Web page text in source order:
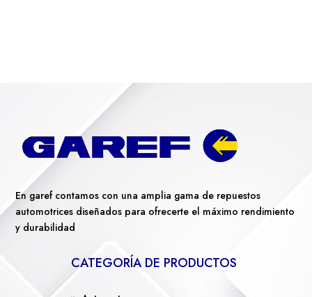
En garef contamos con una amplia gama de repuestos
automotrices diseñados para ofrecerte el máximo rendimiento
y durabilidad
CATEGORÍA DE PRODUCTOS